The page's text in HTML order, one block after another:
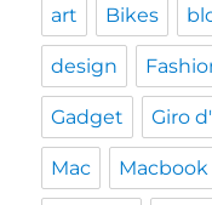
art Bikes
design
Gadget Giro
Mac Macbook